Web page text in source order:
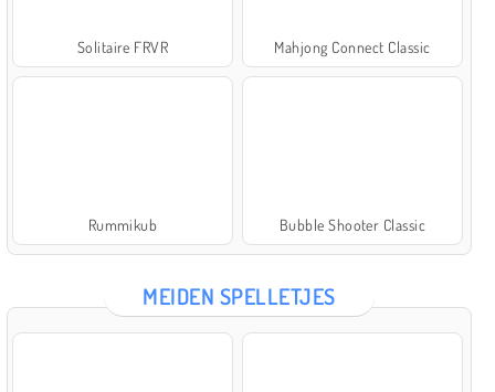
Solitaire FRVR Mahjong Connect Classic
Rummikub Bubble Shooter Classic
MEIDEN SPELLETJES